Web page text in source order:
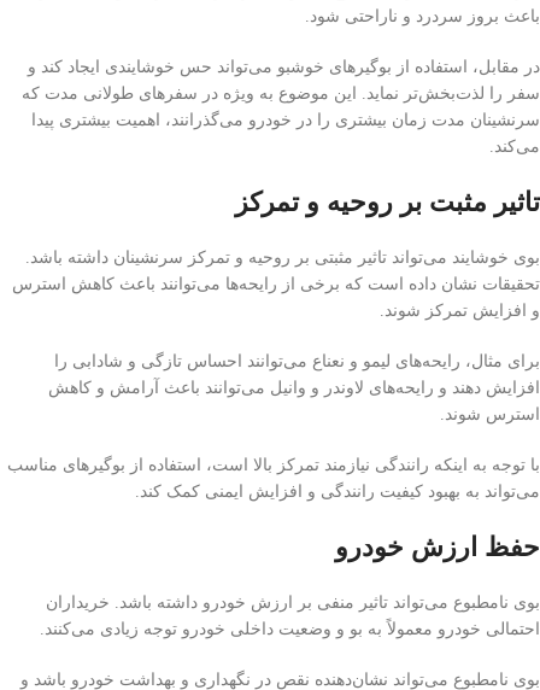
باعث بروز سردرد و ناراحتی شود.
در مقابل، استفاده از بوگیرهای خوشبو می‌تواند حس خوشایندی ایجاد کند و
سفر را لذت‌بخش‌تر نماید. این موضوع به ویژه در سفرهای طولانی مدت که
سرنشینان مدت زمان بیشتری را در خودرو می‌گذرانند، اهمیت بیشتری پیدا
می‌کند.
تاثیر مثبت بر روحیه و تمرکز
بوی خوشایند می‌تواند تاثیر مثبتی بر روحیه و تمرکز سرنشینان داشته باشد.
تحقیقات نشان داده است که برخی از رایحه‌ها می‌توانند باعث کاهش استرس
و افزایش تمرکز شوند.
برای مثال، رایحه‌های لیمو و نعناع می‌توانند احساس تازگی و شادابی را
افزایش دهند و رایحه‌های لاوندر و وانیل می‌توانند باعث آرامش و کاهش
استرس شوند.
با توجه به اینکه رانندگی نیازمند تمرکز بالا است، استفاده از بوگیرهای مناسب
می‌تواند به بهبود کیفیت رانندگی و افزایش ایمنی کمک کند.
حفظ ارزش خودرو
بوی نامطبوع می‌تواند تاثیر منفی بر ارزش خودرو داشته باشد. خریداران
احتمالی خودرو معمولاً به بو و وضعیت داخلی خودرو توجه زیادی می‌کنند.
بوی نامطبوع می‌تواند نشان‌دهنده نقص در نگهداری و بهداشت خودرو باشد و